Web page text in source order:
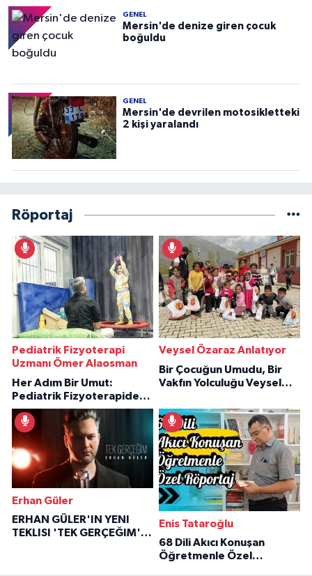
GENEL
Mersin'de denize giren çocuk
boğuldu
GENEL
Mersin'de devrilen motosikletteki
2 kişi yaralandı
Röportaj
Pediatrik Fizyoterapi
Uzmanı Ömer Alaosman
Her Adım Bir Umut:
Pediatrik Fizyoterapiden
İlham Veren Hikâyeler
Veysel Özaraz Anlatıyor
Bir Çocuğun Umudu, Bir
Vakfın Yolculuğu Veysel
Erhan Güler
ERHAN GÜLER'IN YENI
TEKLISI 'TEK GERÇEĞIM'LE
Enis Tataroğlu
68 Dili Akıcı Konuşan
Öğretmenle Özel